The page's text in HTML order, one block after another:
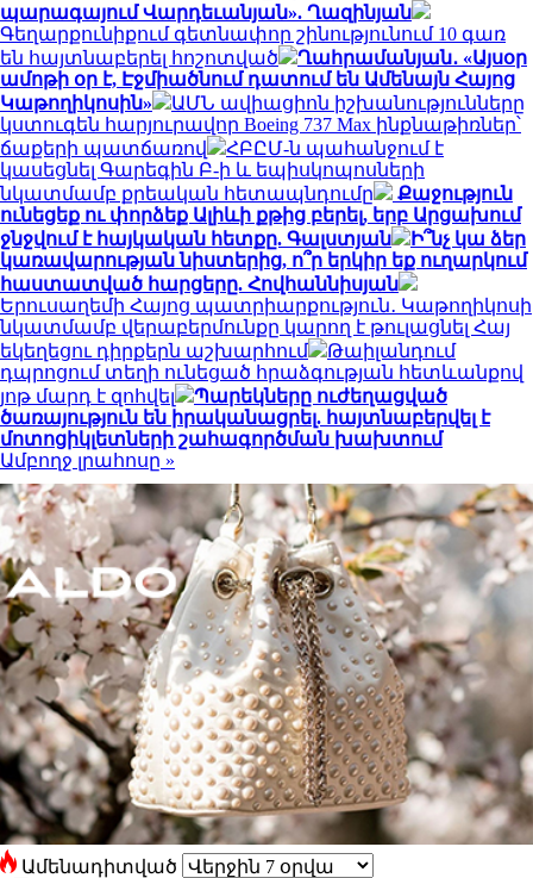
պարագայում Վարդեւանյան». Ղազինյան
Գեղարքունիքում գետնափոր շինությունում 10 գառ
են հայտնաբերել հոշոտված
Ղահրամանյան․ «Այսօր
ամոթի օր է, Էջմիածնում դատում են Ամենայն Հայոց
Կաթողիկոսին»
ԱՄՆ ավիացիոն իշխանությունները
կստուգեն հարյուրավոր Boeing 737 Max ինքնաթիռներ՝
ճաքերի պատճառով
ՀԲԸՄ-ն պահանջում է
կասեցնել Գարեգին Բ-ի և եպիսկոպոսների
նկատմամբ քրեական հետապնդումը
Քաջություն
ունեցեք ու փորձեք Ալիևի քթից բերել, երբ Արցախում
ջնջվում է հայկական հետքը. Գալստյան
Ի՞նչ կա ձեր
կառավարության նիստերից, ո՞ր երկիր եք ուղարկում
հաստատված հարցերը. Հովհաննիսյան
Երուսաղեմի Հայոց պատրիարքություն․ Կաթողիկոսի
նկատմամբ վերաբերմունքը կարող է թուլացնել Հայ
եկեղեցու դիրքերն աշխարհում
Թաիլանդում
դպրոցում տեղի ունեցած հրաձգության հետևանքով
յոթ մարդ է զոհվել
Պարեկները ուժեղացված
ծառայություն են իրականացրել. հայտնաբերվել է
մոտոցիկլետների շահագործման խախտում
Ամբողջ լրահոսը »
Ամենադիտված